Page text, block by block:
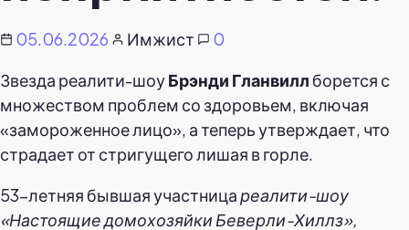
05.06.2026 Имжист
0
Звезда реалити-шоуБрэнди Гланвилл борется с
множеством проблем со здоровьем, включая
«замороженное лицо», а теперь утверждает, что
страдает от стригущего лишая в горле.
53-летняя бывшая участницареалити-шоу
«Настоящие домохозяйки Беверли-Хиллз»,